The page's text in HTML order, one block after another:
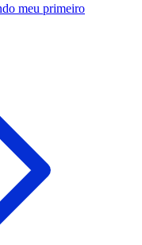
meu primeiro